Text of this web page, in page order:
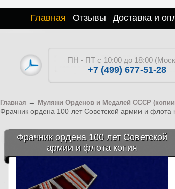
Главная Отзывы Доставка и
ПН - ПТ с 10:00 до 18:00
+7 (499) 677-51-28
Главная → Муляжи Орденов и Медалей СССР
Фрачник ордена 100 лет Советской армии и флота
Фрачник ордена 100 лет Советской
армии и флота копия